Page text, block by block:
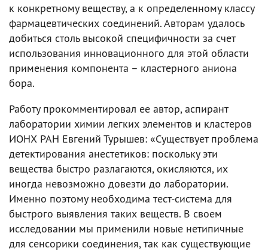
к конкретному веществу, а к определенному классу
фармацевтических соединений. Авторам удалось
добиться столь высокой специфичности за счет
использования инновационного для этой области
применения компонента – кластерного аниона
бора.
Работу прокомментировал ее автор, аспирант
лаборатории химии легких элементов и кластеров
ИОНХ РАН Евгений Турышев: «Существует проблема
детектирования анестетиков: поскольку эти
вещества быстро разлагаются, окисляются, их
иногда невозможно довезти до лаборатории.
Именно поэтому необходима тест-система для
быстрого выявления таких веществ. В своем
исследовании мы применили новые нетипичные
для сенсорики соединения, так как существующие